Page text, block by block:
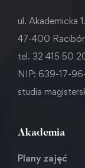
ul. Akademicka 1,
47-400
tel. 32 415 50
NIP: 639-17-
studia
Akademia
Plany zajęć